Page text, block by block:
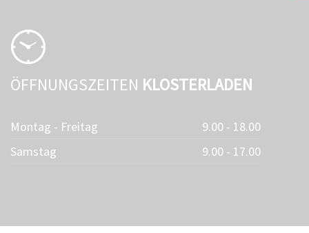
ÖFFNUNGSZEITEN KLOSTERLADEN
Montag - Freitag
9.00 - 18.00
Samstag
9.00 - 17.00